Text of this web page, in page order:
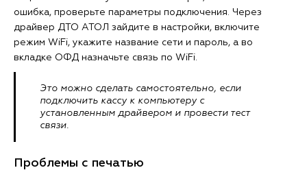
ошибка, проверьте параметры подключения. Через
драйвер ДТО АТОЛ зайдите в настройки, включите
режим WiFi, укажите название сети и пароль, а во
вкладке ОФД назначьте связь по WiFi.
Это можно сделать самостоятельно, если
подключить кассу к компьютеру с
установленным драйвером и провести тест
связи.
Проблемы с печатью